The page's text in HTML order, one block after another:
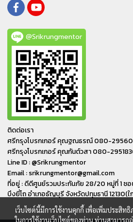
@Srikrungmentor
ติดต่อเรา
ศรีกรุงโบรกเกอร์ คุณฐณธรณ์ 080-
ศรีกรุงโบรกเกอร์ คุณกันต์วสา 080-
Line ID : @Srikrungmentor
Email : srikrungmentor@gmail.com
ที่อยู่ : ดีดีศูนย์รวมประกันภัย 28/20 หมู่ที่ 1 ซ
บึงยี่โถ อำเภอ​ธัญบุรี​ จังหวัดปทุมธานี​ 12130(
เว็บไซต์นี้มีการใช้งานคุกกี้ เพื่อเพิ่มประสิ
ในการใช้งานเว็บไซต์ของท่าน ท่านสามารถ